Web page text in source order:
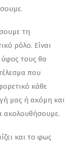
τη
ρόλο. Είναι
τους θα
που
κάθε
μας ή ακόμη και
ακολουθήσουμε.
και το φως